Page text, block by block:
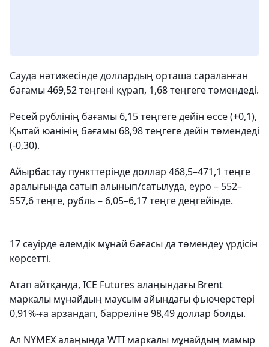
Сауда нәтижесінде доллардың орташа сараланған
бағамы 469,52 теңгені құрап, 1,68 теңгеге төмендеді.
Ресей рублінің бағамы 6,15 теңгеге дейін өссе (+0,1),
Қытай юанінің бағамы 68,98 теңгеге дейін төмендеді
(-0,30).
Айырбастау пункттерінде доллар 468,5–471,1 теңге
аралығында сатып алынып/сатылуда, еуро – 552–
557,6 теңге, рубль – 6,05–6,17 теңге деңгейінде.
17 сәуірде әлемдік мұнай бағасы да төмендеу үрдісін
көрсетті.
Атап айтқанда, ICE Futures алаңындағы Brent
маркалы мұнайдың маусым айындағы фьючерстері
0,91%-ға арзандап, барреліне 98,49 доллар болды.
Ал NYMEX алаңында WTI маркалы мұнайдың мамыр